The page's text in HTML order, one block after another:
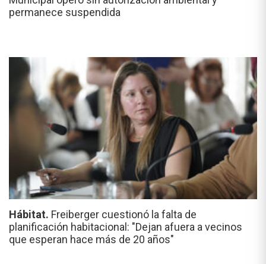
permanece suspendida
Hábitat. Freiberger cuestionó la falta de
planificación habitacional: "Dejan afuera a vecinos
que esperan hace más de 20 años"